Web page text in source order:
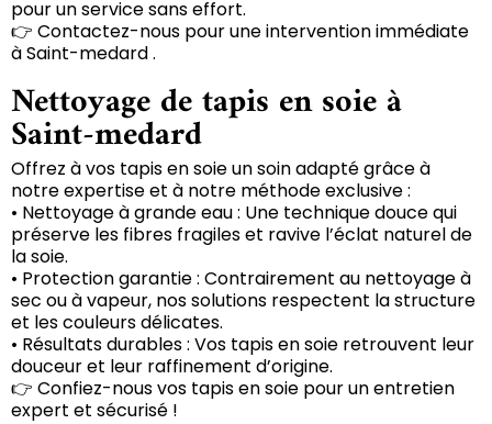
pour un service sans effort.
👉 Contactez-nous pour une intervention immédiate
à Saint-medard .
Nettoyage de tapis en soie à
Saint-medard
Offrez à vos tapis en soie un soin adapté grâce à
notre expertise et à notre méthode exclusive :
• Nettoyage à grande eau : Une technique douce qui
préserve les fibres fragiles et ravive l’éclat naturel de
la soie.
• Protection garantie : Contrairement au nettoyage à
sec ou à vapeur, nos solutions respectent la structure
et les couleurs délicates.
• Résultats durables : Vos tapis en soie retrouvent leur
douceur et leur raffinement d’origine.
👉 Confiez-nous vos tapis en soie pour un entretien
expert et sécurisé !